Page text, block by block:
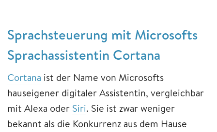
Sprachsteuerung mit Microsofts
Sprachassistentin Cortana
Cortana ist der Name von Microsofts
hauseigener digitaler Assistentin, vergleichbar
mit Alexa oder Siri. Sie ist zwar weniger
bekannt als die Konkurrenz aus dem Hause